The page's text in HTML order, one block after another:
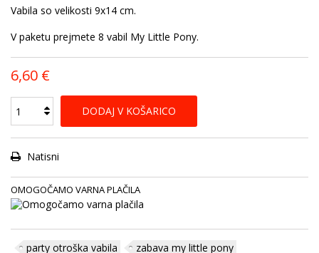
Vabila so velikosti 9x14 cm.
V paketu prejmete 8 vabil My Little Pony.
6,60 €
DODAJ V KOŠARICO
Natisni
OMOGOČAMO VARNA PLAČILA
party otroška vabila
zabava my little pony